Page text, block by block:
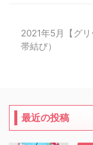
2021年5月【グ
帯結び）
最近の投稿